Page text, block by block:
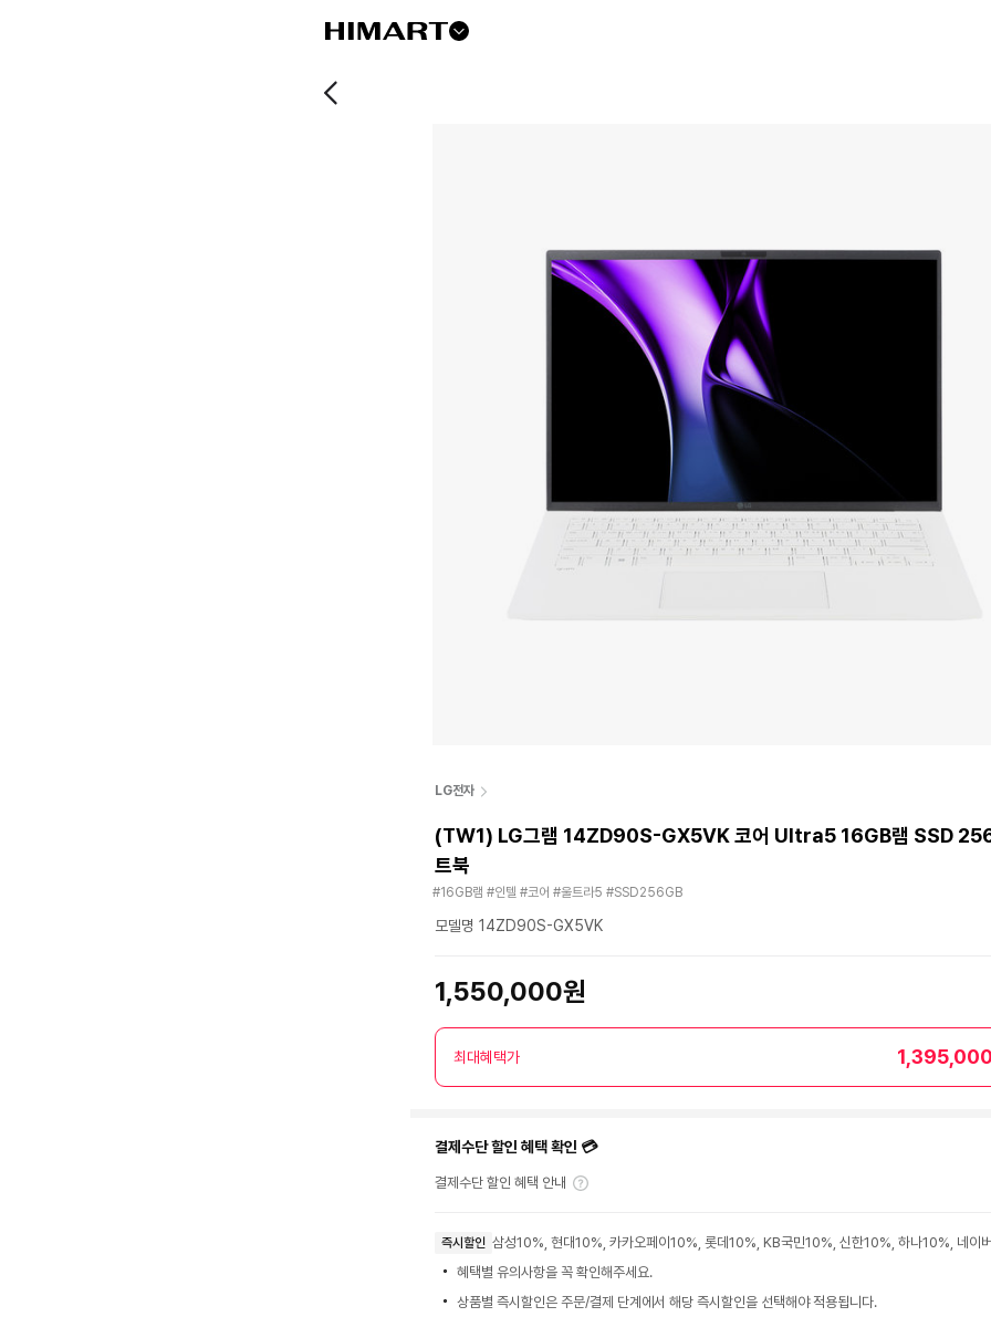
LG전자
(TW1) LG그램 14ZD90S-GX5VK 코어 Ultra5 16GB램 SSD
트북
#16GB램 #인텔 #코어 #울트라5 #SSD256GB
모델명 14ZD90S-GX5VK
1,550,000원
최대혜택가
결제수단 할인 혜택 확인 💳
결제수단 할인 혜택 안내
즉시할인 삼성10%, 현대10%, 카카오페이10%, 롯데10%, KB국민10%, 신한10%, 하나10%, 네이
혜택별 유의사항을 꼭 확인해주세요.
상품별 즉시할인은 주문/결제 단계에서 해당 즉시할인을 선택해야 적용됩니다.